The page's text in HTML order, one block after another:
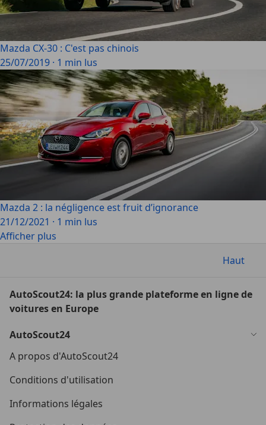
Mazda CX-30 : C'est pas chinois
25/07/2019 · 1 min lus
Mazda 2 : la négligence est fruit d’ignorance
21/12/2021 · 1 min lus
Afficher plus
Haut
AutoScout24: la plus grande plateforme en ligne de
voitures en Europe
AutoScout24
A propos d'AutoScout24
Conditions d'utilisation
Informations légales